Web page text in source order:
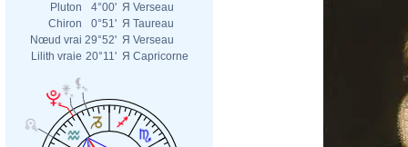
Pluton
4°00' Я Verseau
Chiron
0°51' Я Taureau
Nœud vrai 29°52' Я Verseau
Lilith vraie 20°11' Я Capricorne